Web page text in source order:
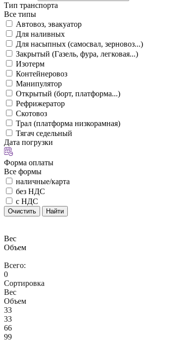
Тип транспорта
Все типы
Автовоз, эвакуатор
Для наливных
Для насыпных (самосвал, зерновоз...)
Закрытый (Газель, фура, легковая...)
Изотерм
Контейнеровоз
Манипулятор
Открытый (борт, платформа...)
Рефрижератор
Скотовоз
Трал (платформа низкорамная)
Тягач седельный
Дата погрузки
Форма оплаты
Все формы
наличные/карта
без НДС
с НДС
Очистить Найти
Вес
Объем
Всего:
0
Сортировка
Вес
Объем
33
33
66
99